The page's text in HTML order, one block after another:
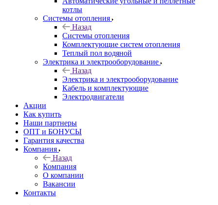
котлы
Системы отопления
Назад
Системы отопления
Комплектующие систем отопления
Теплый пол водяной
Электрика и электрооборудование
Назад
Электрика и электрооборудование
Кабель и комплектующие
Электродвигатели
Акции
Как купить
Наши партнеры
ОПТ и БОНУСЫ
Гарантия качества
Компания
Назад
Компания
О компании
Вакансии
Контакты